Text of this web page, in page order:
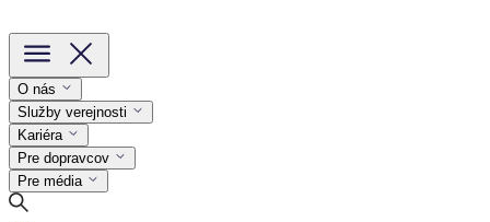
O nás
Služby verejnosti
Kariéra
Pre dopravcov
Pre média